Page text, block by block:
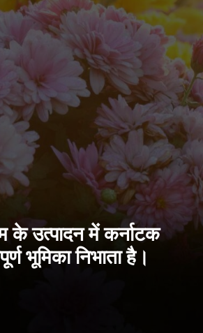
के उत्पादन में कर्नाटक
भूमिका निभाता है।